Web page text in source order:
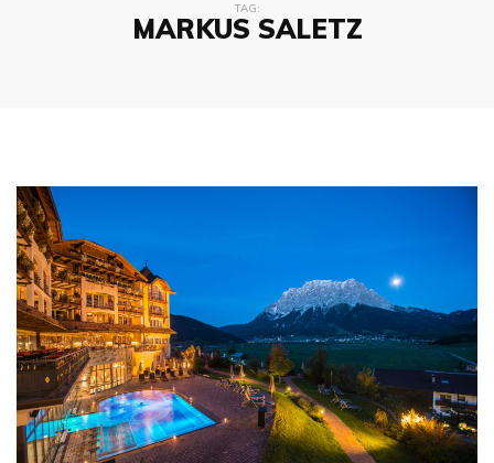
TAG:
MARKUS SALETZ